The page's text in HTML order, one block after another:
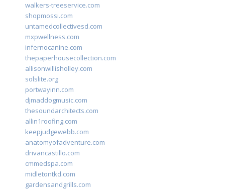
walkers-treeservice.com
shopmossi.com
untamedcollectivesd.com
mxpwellness.com
infernocanine.com
thepaperhousecollection.com
allisonwillisholley.com
solslite.org
portwayinn.com
djmaddogmusic.com
thesoundarchitects.com
allin1roofing.com
keepjudgewebb.com
anatomyofadventure.com
drivancastillo.com
cmmedspa.com
midletontkd.com
gardensandgrills.com